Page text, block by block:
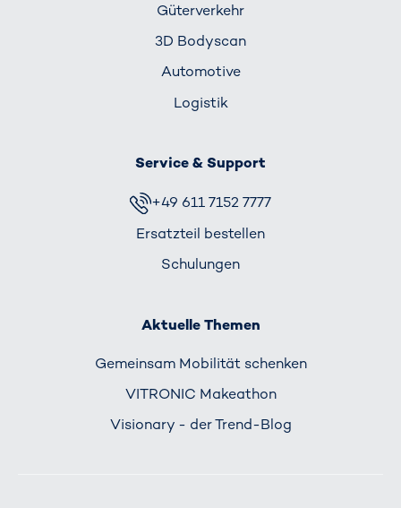
Güterverkehr
3D Bodyscan
Automotive
Logistik
Service & Support
+49 611 7152 7777
Ersatzteil bestellen
Schulungen
Aktuelle Themen
Gemeinsam Mobilität schenken
VITRONIC Makeathon
Visionary - der Trend-Blog